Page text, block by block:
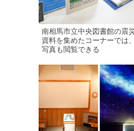
南相馬市立中央図書館の震
資料を集めたコーナーでは
写真も閲覧できる